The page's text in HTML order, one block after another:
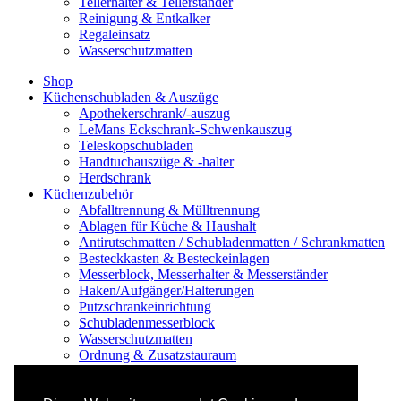
Reinigung & Entkalker
Regaleinsatz
Wasserschutzmatten
Shop
Küchenschubladen & Auszüge
Apothekerschrank/-auszug
LeMans Eckschrank-Schwenkauszug
Teleskopschubladen
Handtuchauszüge & -halter
Herdschrank
Küchenzubehör
Abfalltrennung & Mülltrennung
Ablagen für Küche & Haushalt
Antirutschmatten / Schubladenmatten / Schrankmatten
Besteckkasten & Besteckeinlagen
Messerblock, Messerhalter & Messerständer
Haken/Aufgänger/Halterungen
Putzschrankeinrichtung
Schubladenmesserblock
Wasserschutzmatten
Ordnung & Zusatzstauraum